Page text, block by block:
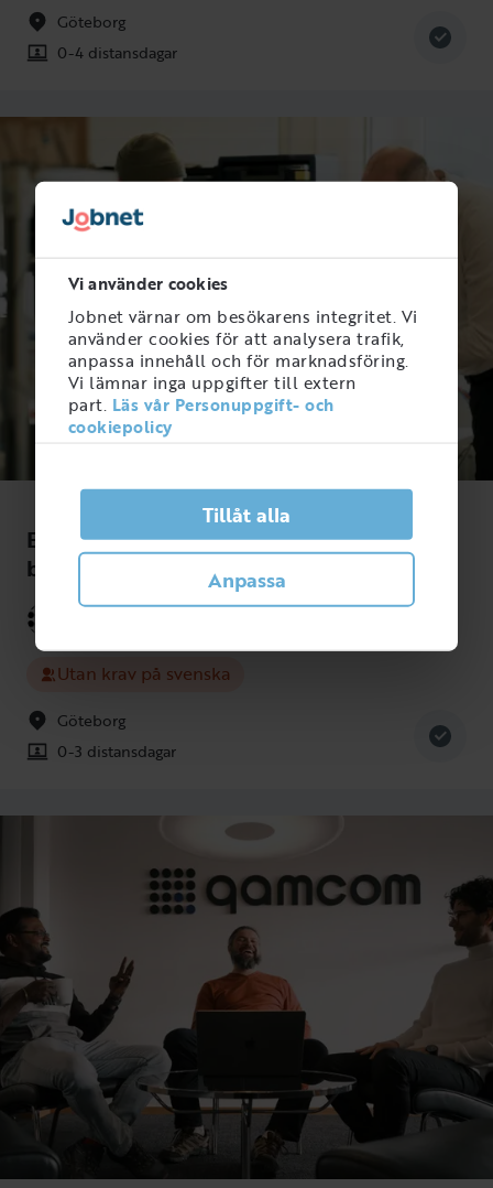
Vi använder cookies
Jobnet värnar om besökarens integritet. Vi
använder cookies för att analysera trafik,
anpassa innehåll och för marknadsföring.
Vi lämnar inga uppgifter till extern
part. Läs vår Personuppgift- och
cookiepolicy
Tillåt alla
Anpassa
Göteborg
0-4 distansdagar
Erfaren FPGA designer till innovativt
bolag
Qamcom
Utan krav på svenska
Göteborg
0-3 distansdagar